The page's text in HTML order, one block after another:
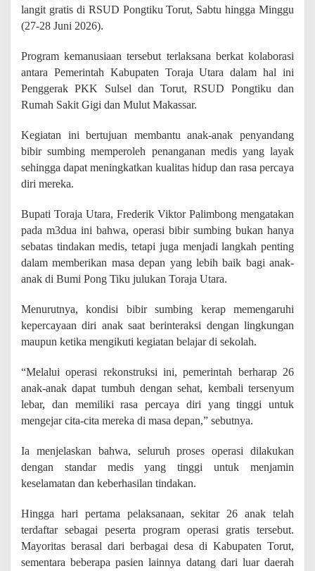
p
e
a
s
B
b
i
u
m
b
i
n
G
a
t
s
i
T
r
a
a
U
t
a
a
langit gratis di RSUD Pongtiku Torut, Sabtu hingga Minggu
(27-28 Juni 2026).
Program kemanusiaan tersebut terlaksana berkat kolaborasi
antara Pemerintah Kabupaten Toraja Utara dalam hal ini
Penggerak PKK Sulsel dan Torut, RSUD Pongtiku dan
Rumah Sakit Gigi dan Mulut Makassar.
Kegiatan ini bertujuan membantu anak-anak penyandang
bibir sumbing memperoleh penanganan medis yang layak
sehingga dapat meningkatkan kualitas hidup dan rasa percaya
diri mereka.
Bupati Toraja Utara, Frederik Viktor Palimbong mengatakan
pada m3dua ini bahwa, operasi bibir sumbing bukan hanya
sebatas tindakan medis, tetapi juga menjadi langkah penting
dalam memberikan masa depan yang lebih baik bagi anak-
anak di Bumi Pong Tiku julukan Toraja Utara.
Menurutnya, kondisi bibir sumbing kerap memengaruhi
kepercayaan diri anak saat berinteraksi dengan lingkungan
maupun ketika mengikuti kegiatan belajar di sekolah.
“Melalui operasi rekonstruksi ini, pemerintah berharap 26
anak-anak dapat tumbuh dengan sehat, kembali tersenyum
lebar, dan memiliki rasa percaya diri yang tinggi untuk
mengejar cita-cita mereka di masa depan,” sebutnya.
Ia menjelaskan bahwa, seluruh proses operasi dilakukan
dengan standar medis yang tinggi untuk menjamin
keselamatan dan keberhasilan tindakan.
Hingga hari pertama pelaksanaan, sekitar 26 anak telah
terdaftar sebagai peserta program operasi gratis tersebut.
Mayoritas berasal dari berbagai desa di Kabupaten Torut,
sementara beberapa pasien lainnya datang dari luar daerah